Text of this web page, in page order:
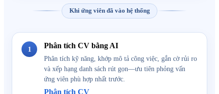
Khi ứng viên đã vào hệ thống
1 Phân tích CV bằng AI
Phân tích kỹ năng, khớp mô tả công việc, gắn cờ rủi ro
và xếp hạng danh sách rút gọn—ưu tiên phỏng vấn
ứng viên phù hợp nhất trước.
Phân tích CV